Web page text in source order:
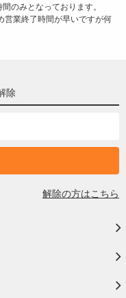
のみとなっております。
営業終了時間が早いですが何
除
解除の方はこちら